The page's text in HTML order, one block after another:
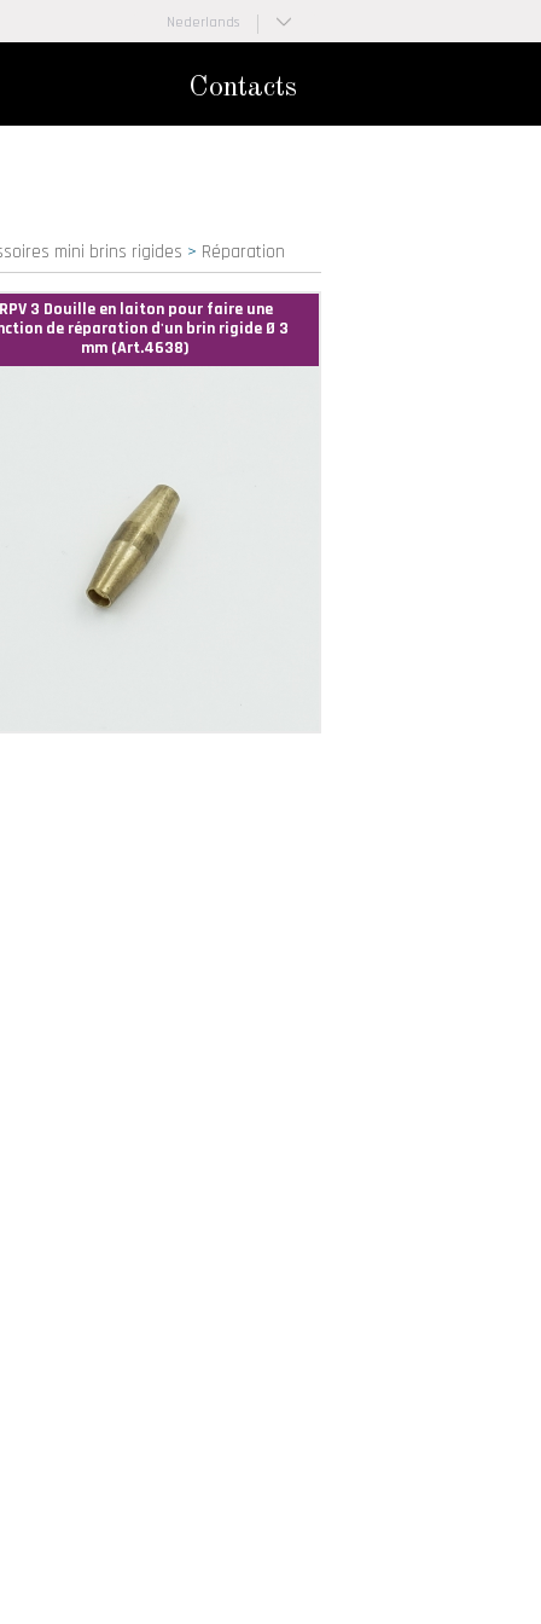
Nederlands
Contacts
mini brins rigides > Réparation
RPV 3 Douille en laiton pour faire une
de réparation d'un brin rigide Ø 3
mm (Art.4638)